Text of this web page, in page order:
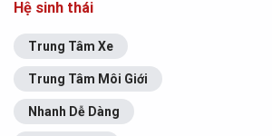
Hệ sinh thái
Trung Tâm Xe
Trung Tâm Môi Giới
Nhanh Dễ Dàng